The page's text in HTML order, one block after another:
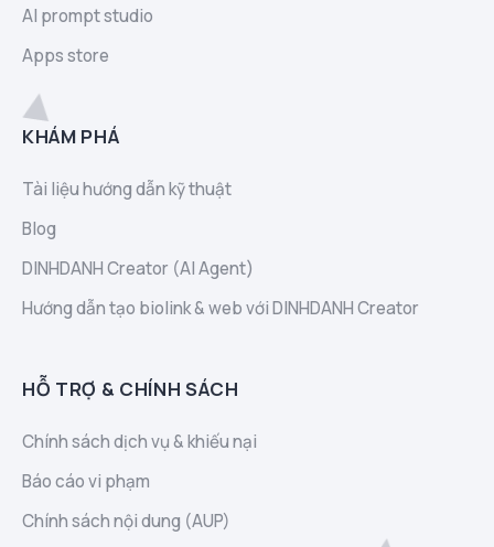
AI prompt studio
Apps store
KHÁM PHÁ
Tài liệu hướng dẫn kỹ thuật
Blog
DINHDANH Creator (AI Agent)
Hướng dẫn tạo biolink & web với DINHDANH Creator
HỖ TRỢ & CHÍNH SÁCH
Chính sách dịch vụ & khiếu nại
Báo cáo vi phạm
Chính sách nội dung (AUP)